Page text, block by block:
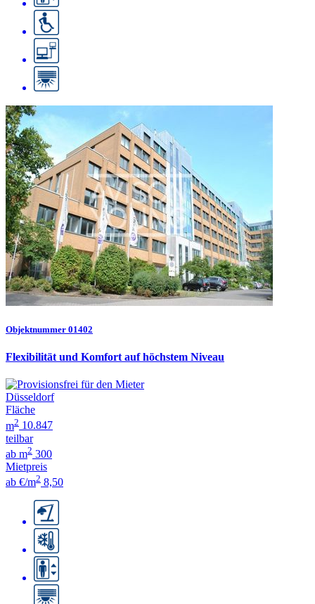
Objektnummer 01402
Flexibilität und Komfort auf höchstem Niveau
Düsseldorf
Fläche
m2 10.847
teilbar
ab m2 300
Mietpreis
ab €/m2 8,50